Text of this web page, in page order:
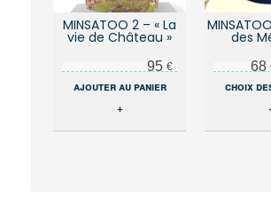
du
produit
MINSATOO 2 – « La
vie de Château »
95 €
ajouter au panier
+
des
68
choix